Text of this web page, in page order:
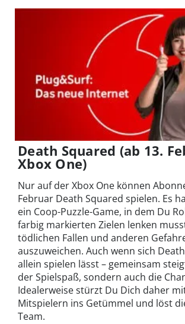
Death Squared (ab 13.
Xbox One)
Nur auf der Xbox One können
Februar Death Squared spielen. Es
ein Coop-Puzzle-Game, in dem Du
farbig markierten Zielen lenken
tödlichen Fallen und anderen
auszuweichen. Auch wenn sich
allein spielen lässt – gemeinsam
der Spielspaß, sondern auch die
Idealerweise stürzt Du Dich daher
Mitspielern ins Getümmel und löst
Team.